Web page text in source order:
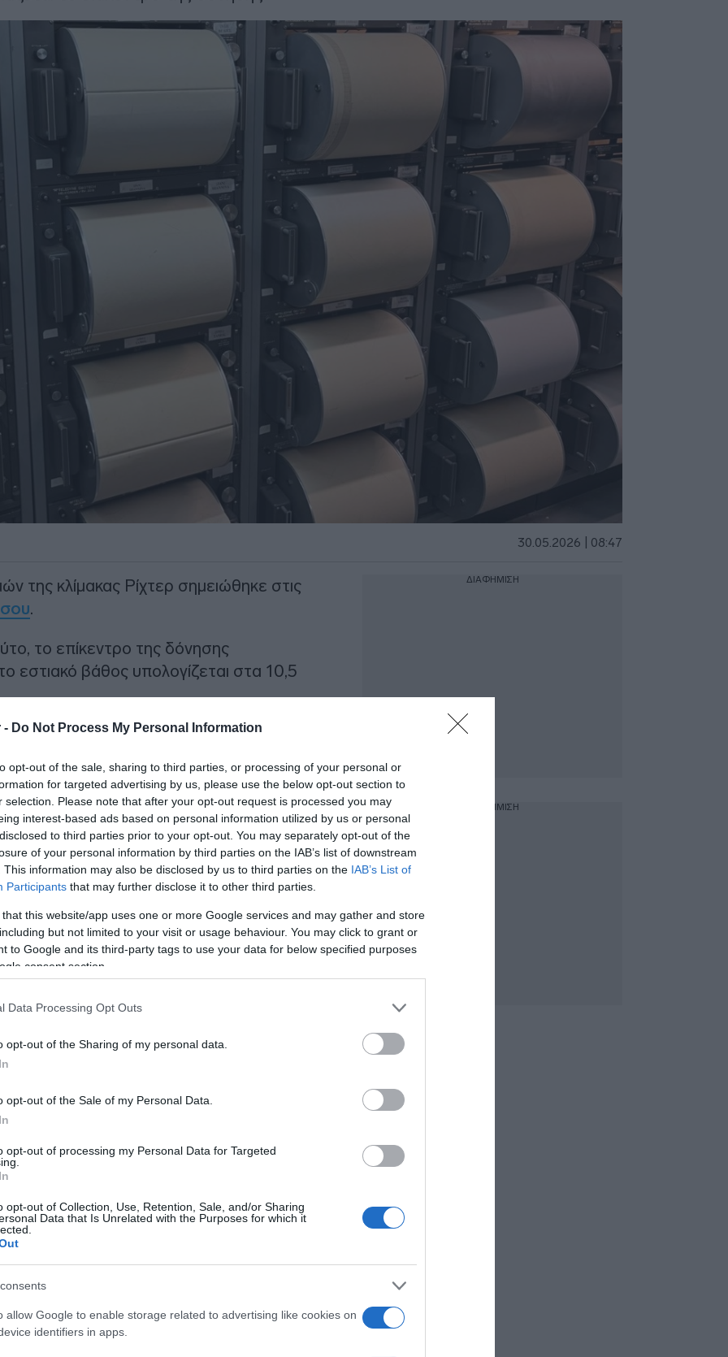
- Do Not Process My Personal Information
opt-out of the sale, sharing to third parties, or processing of your personal or
for targeted advertising by us, please use the below opt-out section to
selection. Please note that after your opt-out request is processed you may
interest-based ads based on personal information utilized by us or personal
to third parties prior to your opt-out. You may separately opt-out of the
of your personal information by third parties on the IAB’s list of downstream
This information may also be disclosed by us to third parties on the IAB’s List of
Participants that may further disclose it to other third parties.
that this website/app uses one or more Google services and may gather and store
but not limited to your visit or usage behaviour. You may click to grant or
to Google and its third-party tags to use your data for below specified purposes
consent section.
Data Processing Opt Outs
opt-out of the Sharing of my personal data.
opt-out of the Sale of my Personal Data.
opt-out of processing my Personal Data for Targeted
opt-out of Collection, Use, Retention, Sale, and/or Sharing
Data that Is Unrelated with the Purposes for which it
allow Google to enable storage related to advertising like cookies on
identifiers in apps.
30.05.2026 | 08:47
της κλίμακας Ρίχτερ σημειώθηκε στις
.
το επίκεντρο της δόνησης
εστιακό βάθος υπολογίζεται στα 10,5
ΔΙΑΦΗΜΙΣΗ
ΔΙΑΦΗΜΙΣΗ